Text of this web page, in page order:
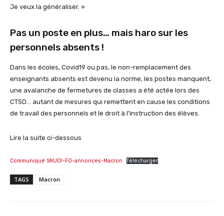
Je veux la généraliser. »
Pas un poste en plus… mais haro sur les
personnels absents !
Dans les écoles, Covid19 ou pas, le non-remplacement des
enseignants absents est devenu la norme, les postes manquent,
une avalanche de fermetures de classes a été actée lors des
CTSD… autant de mesures qui remettent en cause les conditions
de travail des personnels et le droit à l’instruction des élèves.
Lire la suite ci-dessous
Communiqué SNUDI-FO-annonces-Macron Télécharger
TAGS Macron